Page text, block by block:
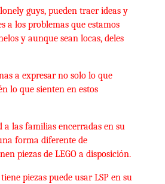
guys, pueden traer ideas y
a los problemas que estamos
y aunque sean locas, deles
a expresar no solo lo que
lo que sienten en estos
a las familias encerradas en su
forma diferente de
piezas de LEGO a disposición.
piezas puede usar LSP en su